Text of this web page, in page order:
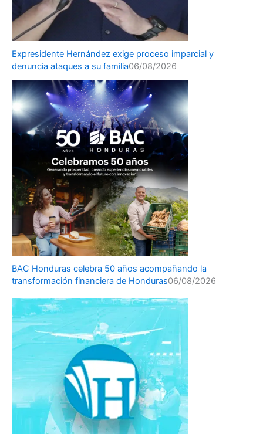
Expresidente Hernández exige proceso imparcial y
denuncia ataques a su familia06/08/2026
BAC Honduras celebra 50 años acompañando la
transformación financiera de Honduras06/08/2026